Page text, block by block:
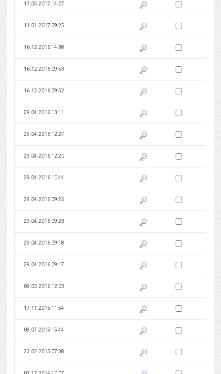
17.05.2017 14:27 Pokaż podgląd wersji z dnia
Zaznacz wersję do
11.01.2017 09:25 Pokaż podgląd wersji z dnia
Zaznacz wersję do
16.12.2016 14:38 Pokaż podgląd wersji z dnia
Zaznacz wersję do
16.12.2016 09:53 Pokaż podgląd wersji z dnia
Zaznacz wersję do
16.12.2016 09:52 Pokaż podgląd wersji z dnia
Zaznacz wersję do
29.04.2016 13:11 Pokaż podgląd wersji z dnia
Zaznacz wersję do
29.04.2016 12:27 Pokaż podgląd wersji z dnia
Zaznacz wersję do
29.04.2016 12:20 Pokaż podgląd wersji z dnia
Zaznacz wersję do
29.04.2016 10:44 Pokaż podgląd wersji z dnia
Zaznacz wersję do
29.04.2016 09:26 Pokaż podgląd wersji z dnia
Zaznacz wersję do
29.04.2016 09:23 Pokaż podgląd wersji z dnia
Zaznacz wersję do
29.04.2016 09:18 Pokaż podgląd wersji z dnia
Zaznacz wersję do
29.04.2016 09:17 Pokaż podgląd wersji z dnia
Zaznacz wersję do
09.03.2016 12:03 Pokaż podgląd wersji z dnia
Zaznacz wersję do
17.11.2015 11:54 Pokaż podgląd wersji z dnia
Zaznacz wersję do
08.07.2015 15:44 Pokaż podgląd wersji z dnia
Zaznacz wersję do
23.02.2015 07:38 Pokaż podgląd wersji z dnia
Zaznacz wersję do
Zaznacz wersję do